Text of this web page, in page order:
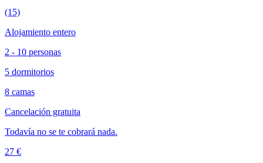
(15)
Alojamiento entero
2 - 10 personas
5 dormitorios
8 camas
Cancelación gratuita
Todavía no se te cobrará nada.
27 €